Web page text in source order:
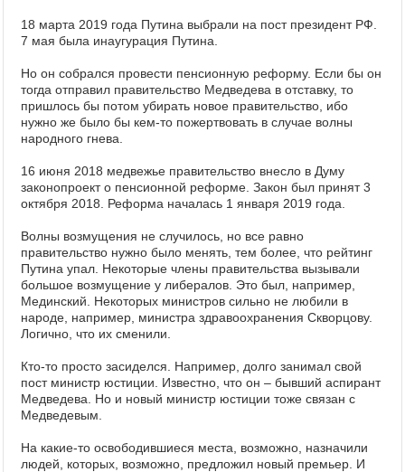
18 марта 2019 года Путина выбрали на пост президент РФ.
7 мая была инаугурация Путина.
Но он собрался провести пенсионную реформу. Если бы он
тогда отправил правительство Медведева в отставку, то
пришлось бы потом убирать новое правительство, ибо
нужно же было бы кем-то пожертвовать в случае волны
народного гнева.
16 июня 2018 медвежье правительство внесло в Думу
законопроект о пенсионной реформе. Закон был принят 3
октября 2018. Реформа началась 1 января 2019 года.
Волны возмущения не случилось, но все равно
правительство нужно было менять, тем более, что рейтинг
Путина упал. Некоторые члены правительства вызывали
большое возмущение у либералов. Это был, например,
Мединский. Некоторых министров сильно не любили в
народе, например, министра здравоохранения Скворцову.
Логично, что их сменили.
Кто-то просто засиделся. Например, долго занимал свой
пост министр юстиции. Известно, что он – бывший аспирант
Медведева. Но и новый министр юстиции тоже связан с
Медведевым.
На какие-то освободившиеся места, возможно, назначили
людей, которых, возможно, предложил новый премьер. И